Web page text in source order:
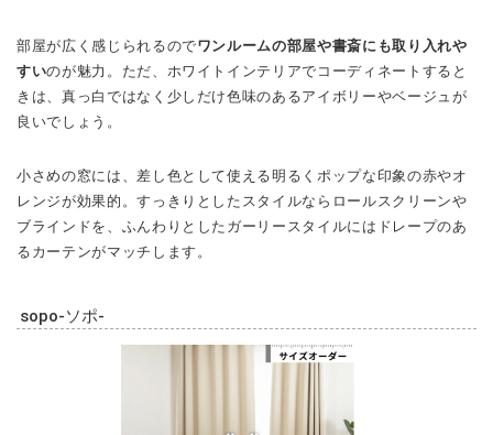
レンジが効果的 。すっきりとしたスタイルならロールスクリーンや
ブラインドを、ふんわりとしたガーリースタイルにはドレープのあ
るカーテンがマッチします。
sopo-ソポ-